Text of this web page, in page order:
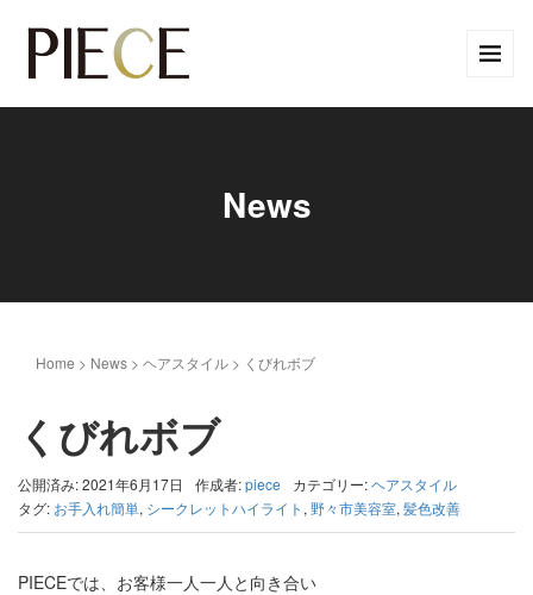
News
Home > News > ヘアスタイル > くびれボブ
くびれボブ
公開済み: 2021年6月17日 作成者:piece カテゴリー:ヘアスタイル
タグ: お手入れ簡単, シークレットハイライト , 野々市美容室, 髪色改善
PIECEでは、お客様一人一人と向き合い